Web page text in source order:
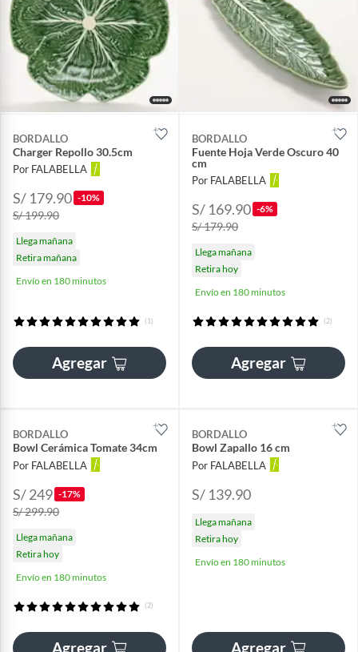
BORDALLO
Charger Repollo 30.5cm
Por FALABELLA
S/ 179.90 -10%
S/ 199.90
Llega mañana
Retira mañana
Envío en 180 minutos
(1)
Agregar
BORDALLO
Fuente Hoja Verde Oscuro 40
cm
Por FALABELLA
S/ 169.90 -6%
S/ 179.90
Llega mañana
Retira hoy
Envío en 180 minutos
(2)
Agregar
BORDALLO
Bowl Cerámica Tomate 34cm
Por FALABELLA
S/ 249 -17%
S/ 299.90
Llega mañana
Retira hoy
Envío en 180 minutos
(2)
Agregar
BORDALLO
Bowl Zapallo 16 cm
Por FALABELLA
S/ 139.90
Llega mañana
Retira hoy
Envío en 180 minutos
Agregar